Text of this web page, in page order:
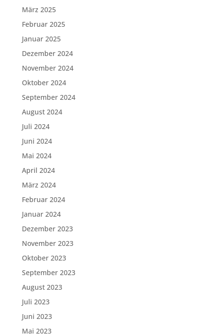
März 2025
Februar 2025
Januar 2025
Dezember 2024
November 2024
Oktober 2024
September 2024
August 2024
Juli 2024
Juni 2024
Mai 2024
April 2024
März 2024
Februar 2024
Januar 2024
Dezember 2023
November 2023
Oktober 2023
September 2023
August 2023
Juli 2023
Juni 2023
Mai 2023